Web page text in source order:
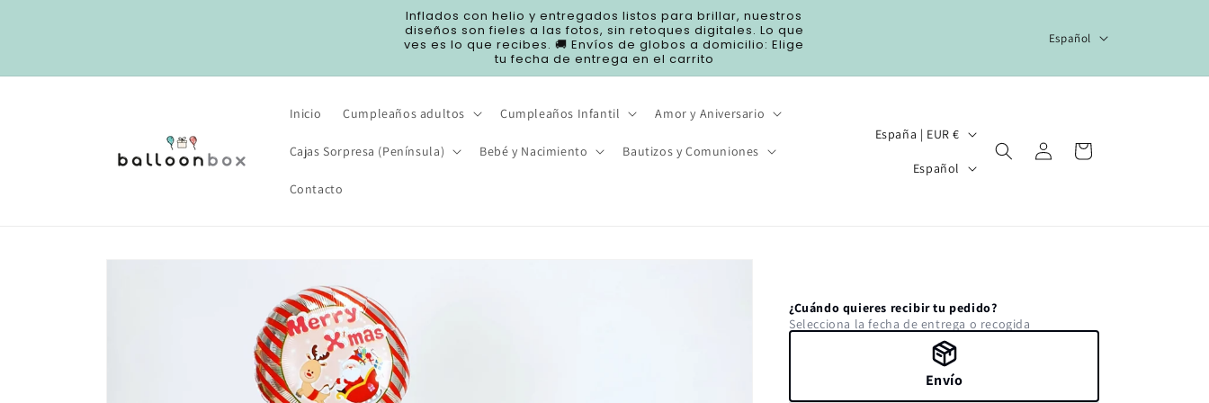
Inflados con helio y entregados listos para brillar, nuestros
diseños son fieles a las fotos, sin retoques digitales. Lo que
ves es lo que recibes. 🚚 Envíos de globos a domicilio: Elige
tu fecha de entrega en el carrito
m
Español
Inicio Cumpleaños adultos Cumpleaños Infantil Amor y Aniversario
Cajas Sorpresa (Península) Bebé y Nacimiento Bautizos y Comuniones
Contacto
P
g
España | EUR €
a
Español
Iniciar
sesión
Carrito
directamente
¿Cuándo quieres recibir tu pedido?
Selecciona la fecha de entrega o recogida
Envío